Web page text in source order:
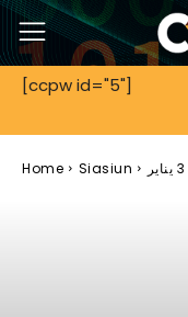
[ccpw id="5"]
Home Siasiun